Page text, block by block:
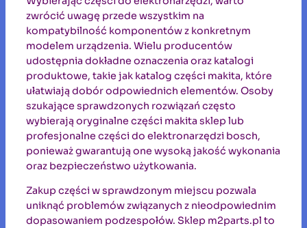
zwrócić uwagę przede wszystkim na
kompatybilność komponentów z konkretnym
modelem urządzenia. Wielu producentów
udostępnia dokładne oznaczenia oraz katalogi
produktowe, takie jak katalog części makita, które
ułatwiają dobór odpowiednich elementów. Osoby
szukające sprawdzonych rozwiązań często
wybierają oryginalne części makita sklep lub
profesjonalne części do elektronarzędzi bosch,
ponieważ gwarantują one wysoką jakość wykonania
oraz bezpieczeństwo użytkowania.
Zakup części w sprawdzonym miejscu pozwala
uniknąć problemów związanych z nieodpowiednim
dopasowaniem podzespołów. Sklep m2parts.pl to